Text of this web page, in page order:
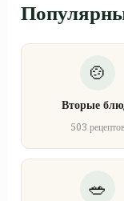
Вторые
503 рецептов